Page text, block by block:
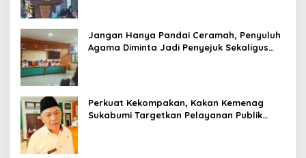
Jangan Hanya Pandai Ceramah, Penyuluh
Agama Diminta Jadi Penyejuk Sekaligus
Perkuat Kekompakan, Kakan Kemenag
Sukabumi Targetkan Pelayanan Publik